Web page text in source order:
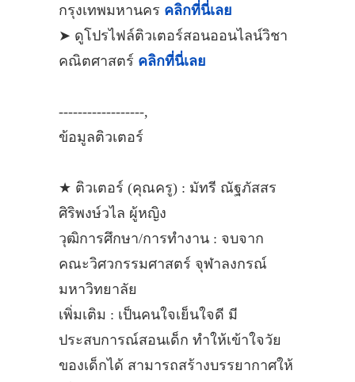
กรุงเทพมหานคร คลิกที่นี่เลย
➤ ดูโปรไฟล์ติวเตอร์สอนออนไลน์วิชา
คณิตศาสตร์ คลิกที่นี่เลย
------------------,
ข้อมูลติวเตอร์
★ ติวเตอร์ (คุณครู) : มัทรี ณัฐภัสสร
ศิริพงษ์วไล ผู้หญิง
วุฒิการศึกษา/การทำงาน : จบจาก
คณะวิศวกรรมศาสตร์ จุฬาลงกรณ์
มหาวิทยาลัย
เพิ่มเติม : เป็นคนใจเย็นใจดี มี
ประสบการณ์สอนเด็ก ทำให้เข้าใจวัย
ของเด็กได้ สามารถสร้างบรรยากาศให้